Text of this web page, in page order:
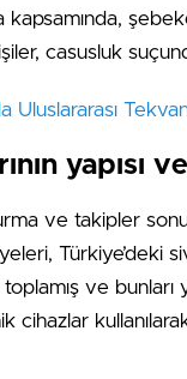
casusluk
Uluslararası
yapısı
ve takipler
üyeleri,
ve bunları
cihazlar